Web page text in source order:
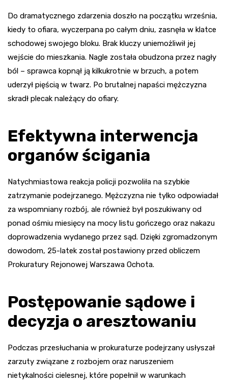
Do dramatycznego zdarzenia doszło na początku września,
kiedy to ofiara, wyczerpana po całym dniu, zasnęła w klatce
schodowej swojego bloku. Brak kluczy uniemożliwił jej
wejście do mieszkania. Nagle została obudzona przez nagły
ból – sprawca kopnął ją kilkukrotnie w brzuch, a potem
uderzył pięścią w twarz. Po brutalnej napaści mężczyzna
skradł plecak należący do ofiary.
Efektywna interwencja
organów ścigania
Natychmiastowa reakcja policji pozwoliła na szybkie
zatrzymanie podejrzanego. Mężczyzna nie tylko odpowiadał
za wspomniany rozbój, ale również był poszukiwany od
ponad ośmiu miesięcy na mocy listu gończego oraz nakazu
doprowadzenia wydanego przez sąd. Dzięki zgromadzonym
dowodom, 25-latek został postawiony przed obliczem
Prokuratury Rejonowej Warszawa Ochota.
Postępowanie sądowe i
decyzja o aresztowaniu
Podczas przesłuchania w prokuraturze podejrzany usłyszał
zarzuty związane z rozbojem oraz naruszeniem
nietykalności cielesnej, które popełnił w warunkach